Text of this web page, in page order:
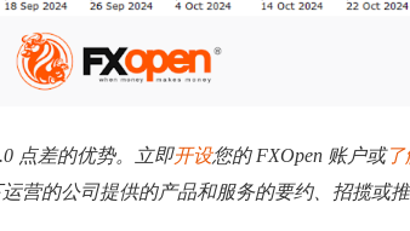
点差的优势。立即开设您的 FXOpen 账户或了
营的公司提供的产品和服务的要约、招揽或